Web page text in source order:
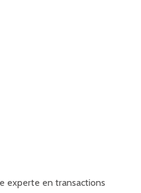
experte en transactions